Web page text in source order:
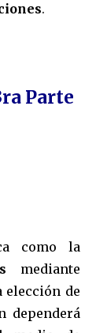
.
Parte
como la
mediante
elección de
dependerá